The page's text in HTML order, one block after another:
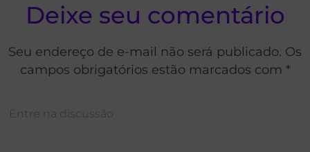
Deixe seu comentário
Seu endereço de e-mail não será publicado. Os
campos obrigatórios estão marcados com *